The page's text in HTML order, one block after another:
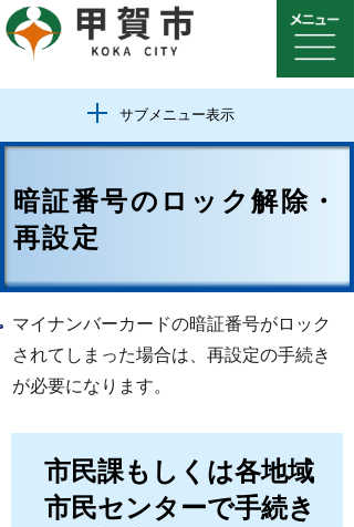
サブメニュー表示
暗証番号のロック解除・
再設定
マイナンバーカードの暗証番号がロック
されてしまった場合は、再設定の手続き
が必要になります。
市民課もしくは各地域
市民センターで手続き